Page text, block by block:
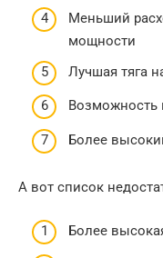
Меньший
мощности
Лучшая тяга
Возможность
Более
А вот список
Более